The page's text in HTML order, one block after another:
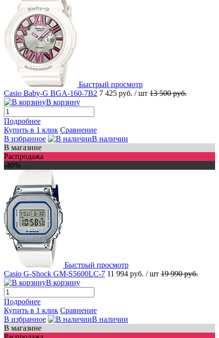
Быстрый просмотр
Casio Baby-G BGA-160-7B2 7 425 руб. / шт 13 500 руб.
В корзину
Подробнее
Купить в 1 клик Сравнение
В избранное
В наличии
В магазине
Распродажа
-40%
Быстрый просмотр
Casio G-Shock GM-S5600LC-7 11 994 руб. / шт 19 990 руб.
В корзину
Подробнее
Купить в 1 клик Сравнение
В избранное
В наличии
В магазине